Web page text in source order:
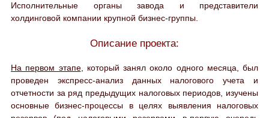
Исполнительные органы завода и представители
холдинговой компании крупной бизнес-группы.
Описание проекта:
На первом этапе, который занял около одного месяца, был
проведен экспресс-анализ данных налогового учета и
отчетности за ряд предыдущих налоговых периодов, изучены
основные бизнес-процессы в целях выявления налоговых